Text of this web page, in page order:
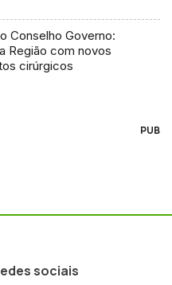
Conselho Governo:
Região com novos
cirúrgicos
PUB
sociais